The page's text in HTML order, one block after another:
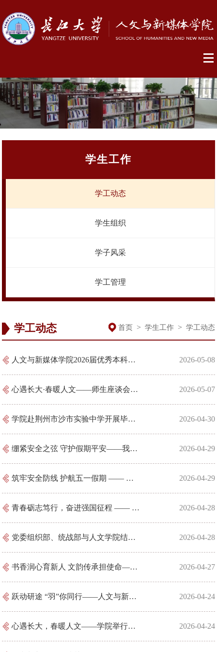
学生工作
学工动态
学生组织
学子风采
学工管理
学工动态 首页 > 学生工作 > 学工动态
人文与新媒体学院2026届优秀本科毕业生候选人名单公示 2026-05-08
心遇长大·春暖人文——师生座谈会第二期 2026-05-07
学院赴荆州市沙市实验中学开展毕业季促就业行动 2026-04-30
绷紧安全之弦 守护假期平安——我院开展五一节前研究生安全教育及安全隐患排查工作 2026-04-29
筑牢安全防线 护航五一假期 —— 人文与新媒体学院召开安全教育主题班会 2026-04-29
青春砺志笃行，奋进强国征程 —— 中师 12401 班四月主题团会顺利举办 2026-04-28
党委组织部、统战部与人文学院结对共建 落实“三全育人”共促青年成长 2026-04-28
书香润心育新人 文韵传承担使命——2026年文心读书会暨“九歌”文化节开幕式圆满举行 2026-04-27
跃动研途 “羽”你同行——人文与新媒体学院研究生师生羽毛球赛顺利举行 2026-04-24
心遇长大，春暖人文——学院举行第一期师生茶话会 2026-04-24